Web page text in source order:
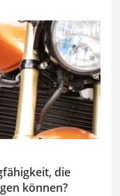
die
können?